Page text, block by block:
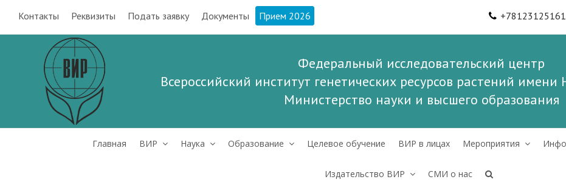
Контакты Реквизиты Подать заявку Документы Прием 2026 +78123125161
Федеральный исследовательский центр
Всероссийский институт генетических ресурсов растений
Министерство науки и высшего образования
Главная ВИР Наука Образование Целевое обучение ВИР в лицах Мероприятия
Издательство ВИР СМИ о нас